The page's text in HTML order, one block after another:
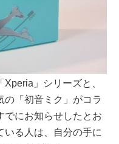
」シリーズと、
の「初音ミク」がコラ
でにお知らせしたとお
いる人は、自分の手に